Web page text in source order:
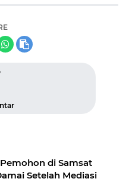
di Samsat
Setelah Mediasi